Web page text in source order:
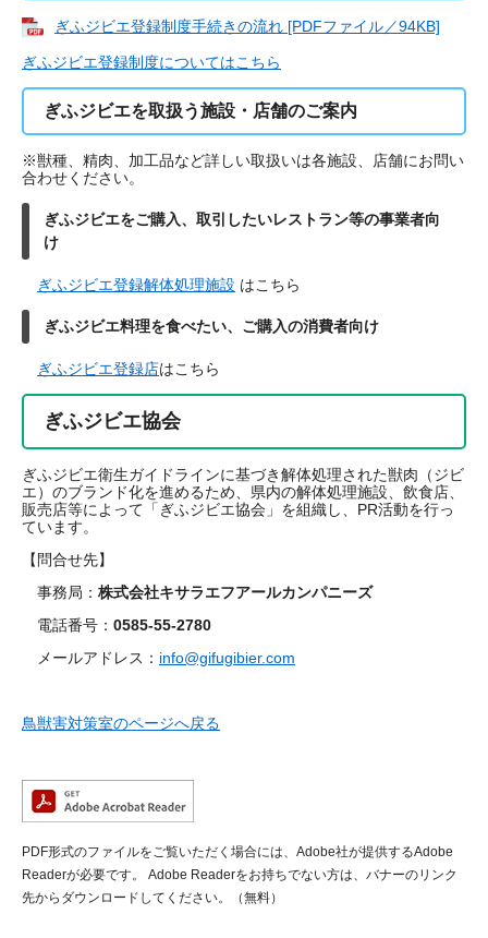
ぎふジビエ登録制度手続きの流れ [PDFファイル／94KB]
ぎふジビエ登録制度についてはこちら
​ぎふジビエを取扱う施設・店舗のご案内
※獣種、精肉、加工品など詳しい取扱いは各施設、店舗にお問い
合わせください。
ぎふジビエをご購入、取引したいレストラン等の事業者向
け
ぎふジビエ登録解体処理施設 はこちら
ぎふジビエ料理を食べたい、ご購入の消費者向け
ぎふジビエ登録店はこちら
ぎふジビエ協会
ぎふジビエ衛生ガイドラインに基づき解体処理された獣肉（ジビ
エ）のブランド化を進めるため、県内の解体処理施設、飲食店、
販売店等によって「ぎふジビエ協会」を組織し、PR活動を行っ
ています。
【問合せ先】
事務局： 株式会社キサラエフアールカンパニーズ
電話番号： 0585-55-2780
メールアドレス： info@gifugibier.com
鳥獣害対策室のページへ戻る
PDF形式のファイルをご覧いただく場合には、Adobe社が提供するAdobe
Readerが必要です。
Adobe Readerをお持ちでない方は、バナーのリンク
先からダウンロードしてください。（無料）